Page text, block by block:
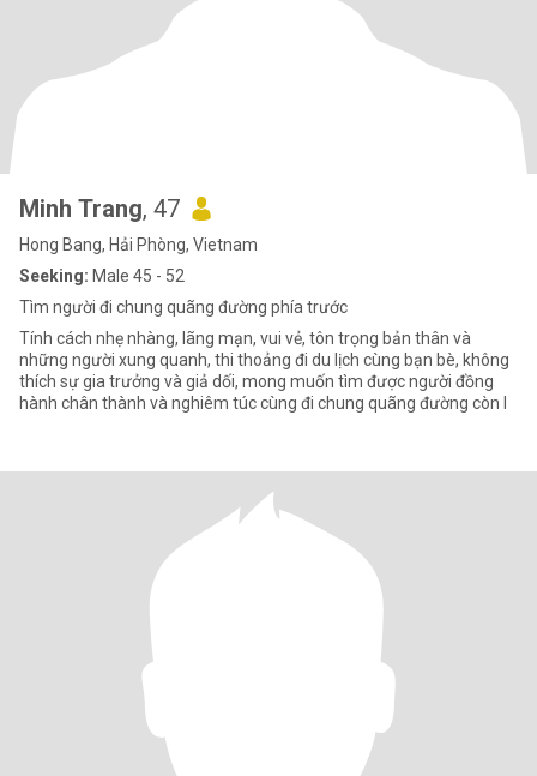
Minh Trang, 47
Hong Bang, Hải Phòng, Vietnam
Seeking: Male 45 - 52
Tìm người đi chung quãng đường phía trước
Tính cách nhẹ nhàng, lãng mạn, vui vẻ, tôn trọng bản thân và
những người xung quanh, thi thoảng đi du lịch cùng bạn bè, không
thích sự gia trưởng và giả dối, mong muốn tìm được người đồng
hành chân thành và nghiêm túc cùng đi chung quãng đường còn l